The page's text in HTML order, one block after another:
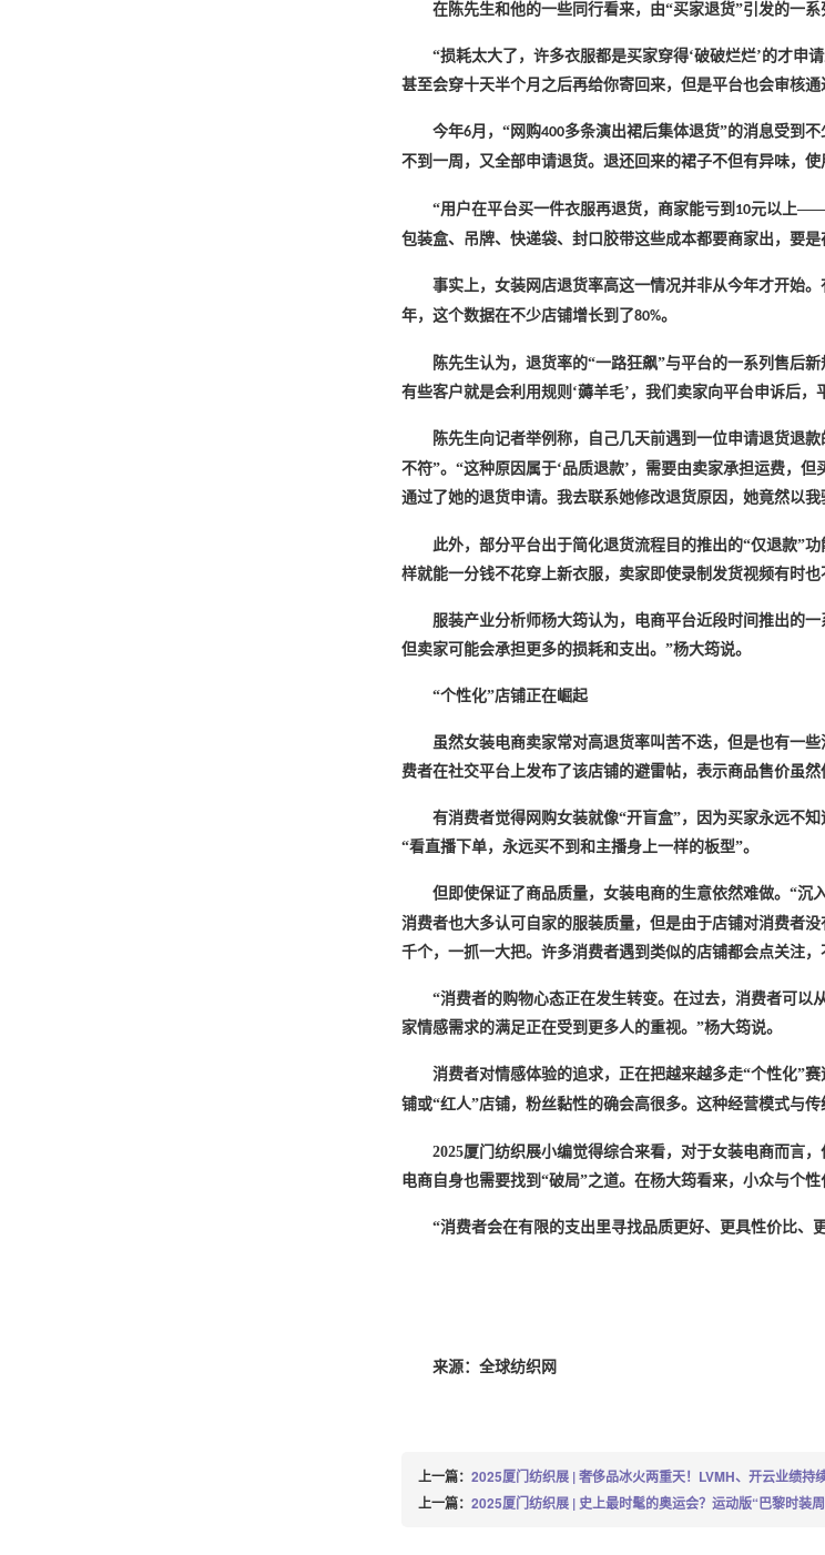
在陈先生和他的一些同行看来，由“买家退货”引发的一
“损耗太大了，许多衣服都是买家穿得‘破破烂烂’的才申
甚至会穿十天半个月之后再给你寄回来，但是平台也会审核通
今年6月，“网购400多条演出裙后集体退货”的消息受到
不到一周，又全部申请退货。退还回来的裙子不但有异味，
“用户在平台买一件衣服再退货，商家能亏到 10元以上
包装盒、吊牌、快递袋、封口胶带这些成本都要商家出，要是
事实上，女装网店退货率高这一情况并非从今年才开始
年，这个数据在不少店铺增长到了80%。
陈先生认为，退货率的“一路狂飙”与平台的一系列售后
有些客户就是会利用规则‘薅羊毛’，我们卖家向平台申诉后
陈先生向记者举例称，自己几天前遇到一位申请退货退
不符”。“这种原因属于‘品质退款’，需要由卖家承担运费，
通过了她的退货申请。我去联系她修改退货原因，她竟然以
此外，部分平台出于简化退货流程目的推出的“仅退款”
样就能一分钱不花穿上新衣服，卖家即使录制发货视频有时也
服装产业分析师杨大筠认为，电商平台近段时间推出的
但卖家可能会承担更多的损耗和支出。”杨大筠说。
“个性化”店铺正在崛起
虽然女装电商卖家常对高退货率叫苦不迭，但是也有一
费者在社交平台上发布了该店铺的避雷帖，表示商品售价虽
有消费者觉得网购女装就像“开盲盒”，因为买家永远不
“看直播下单，永远买不到和主播身上一样的板型”。
但即使保证了商品质量，女装电商的生意依然难做。 “沉
消费者也大多认可自家的服装质量，但是由于店铺对消费者
千个，一抓一大把。许多消费者遇到类似的店铺都会点关注，
“消费者的购物心态正在发生转变。在过去，消费者可
家情感需求的满足正在受到更多人的重视。”杨大筠说。
消费者对情感体验的追求，正在把越来越多走“个性化”
铺或“红人”店铺，粉丝黏性的确会高很多。这种经营模式与
2025厦门纺织展小编觉得综合来看，对于女装电商而言
电商自身也需要找到 “破局”之道。在杨大筠看来，小众与个
“消费者会在有限的支出里寻找品质更好、更具性价比、
来源：全球纺织网
上一篇： 2025厦门纺织展 | 奢侈品冰火两重天！LVMH、开云业绩持
上一篇： 2025厦门纺织展 | 史上最时髦的奥运会？运动版“巴黎时装